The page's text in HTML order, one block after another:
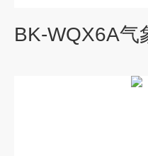
BK-WQX6A气